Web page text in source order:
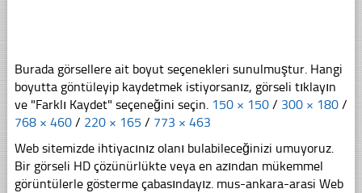
Burada görsellere ait boyut seçenekleri sunulmuştur. Hangi
boyutta göntüleyip kaydetmek istiyorsanız, görseli tıklayın
ve "Farklı Kaydet" seçeneğini seçin. 150 × 150 / 300 × 180 /
768 × 460 / 220 × 165 / 773 × 463
Web sitemizde ihtiyacınız olanı bulabileceğinizi umuyoruz.
Bir görseli HD çözünürlükte veya en azından mükemmel
görüntülerle gösterme çabasındayız. mus-ankara-arasi Web